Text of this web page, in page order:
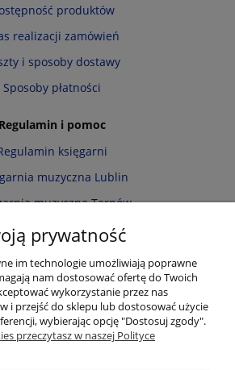
produktów
realizacji zamówień
i sposoby dostawy
Sposoby płatności
Regulamin i pomoc
księgarni
muzyczna Lublin
muzyczna Tarnów
o cookies
Zwroty i reklamacje
Moje konto
Twoje zamówienia
prywatność
im technologie umożliwiają poprawne
nam dostosować ofertę do Twoich
wykorzystanie przez nas
i przejść do sklepu lub dostosować użycie
wybierając opcję "Dostosuj zgody".
przeczytasz w naszej Polityce